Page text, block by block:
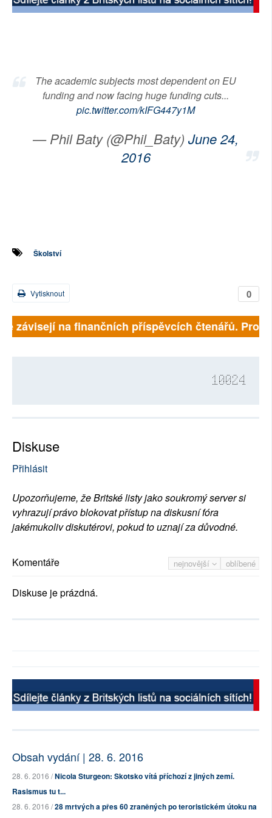
SOCIÁLNÍ SÍTĚ
The academic subjects most dependent on EU
funding and now facing huge funding cuts...
pic.twitter.com/kIFG447y1M
— Phil Baty (@Phil_Baty) June 24,
2016
Školství
0
Vytisknout
závisejí na finančních příspěvcích čtenářů.
10024
Diskuse
Přihlásit
Upozorňujeme, že Britské listy jako soukromý server si
vyhrazují právo blokovat přístup na diskusní fóra
jakémukoliv diskutérovi, pokud to uznají za důvodné.
nejnovější oblíbené
Komentáře
Diskuse je prázdná.
Obsah vydání | 28. 6. 2016
28. 6. 2016 /Nicola Sturgeon: Skotsko vítá příchozí z jiných zemí.
Rasismus tu t...
28. 6. 2016 /28 mrtvých a přes 60 zraněných po teroristickém útoku na